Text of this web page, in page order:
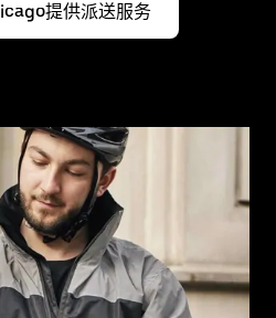
提供派送服务